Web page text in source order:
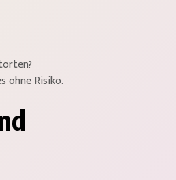
ohne Risiko.